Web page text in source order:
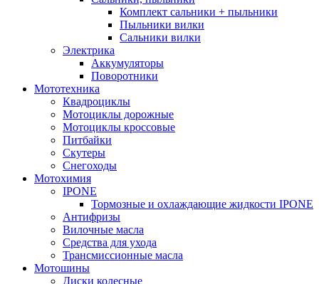
Комплект сальники + пыльники
Пыльники вилки
Сальники вилки
Электрика
Аккумуляторы
Поворотники
Мототехника
Квадроциклы
Мотоциклы дорожные
Мотоциклы кроссовые
Питбайки
Скутеры
Снегоходы
Мотохимия
IPONE
Тормозные и охлаждающие жидкости IPONE
Антифризы
Вилочные масла
Средства для ухода
Трансмиссионные масла
Мотошины
Диски колесные